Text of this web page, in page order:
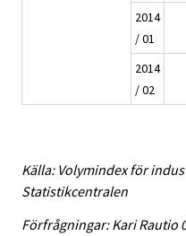
2014
/ 01
2014
/ 02
Källa: Volymindex för
Statistikcentralen
Förfrågningar: Kari Rautio